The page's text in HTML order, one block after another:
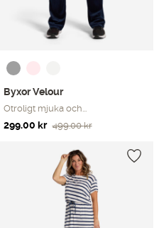
Byxor Velour
Otroligt mjuka och...
499.00kr
Det
299.00 kr
Det